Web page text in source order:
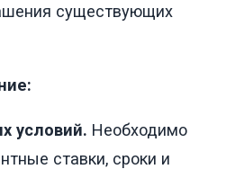
существующих
условий. Необходимо
ставки, сроки и